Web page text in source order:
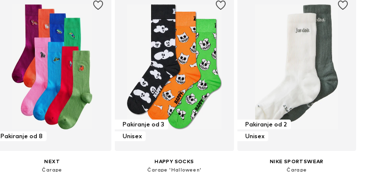
Pakiranje od 8
NEXT
Čarape
Pakiranje od 3
Unisex
HAPPY SOCKS
Čarape 'Halloween'
Pakiranje od 2
Unisex
NIKE SPORTSWEAR
Čarape